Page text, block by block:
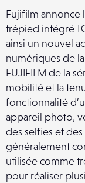
Fujifilm annonce
trépied intégré
ainsi un nouvel
numériques de
FUJIFILM de la
mobilité et la
fonctionnalité
appareil photo,
des selfies et
généralement
utilisée comme
pour réaliser